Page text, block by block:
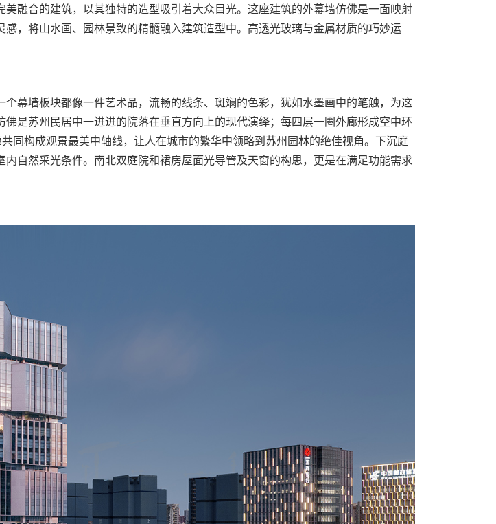
融合的建筑，以其独特的造型吸引着大众目光。这座建筑的外幕墙仿佛是一面映射
，将山水画、园林景致的精髓融入建筑造型中。高透光玻璃与金属材质的巧妙运
幕墙板块都像一件艺术品，流畅的线条、斑斓的色彩，犹如水墨画中的笔触，为这
是苏州民居中一进进的院落在垂直方向上的现代演绎；每四层一圈外廊形成空中环
同构成观景最美中轴线，让人在城市的繁华中领略到苏州园林的绝佳视角。下沉庭
自然采光条件。南北双庭院和裙房屋面光导管及天窗的构思，更是在满足功能需求